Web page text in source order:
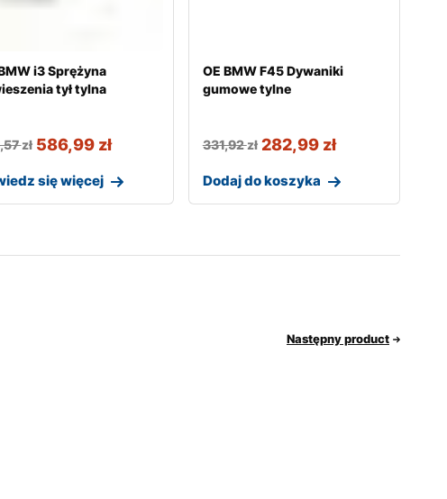
i3 Sprężyna
tył tylna
zł 586,99 zł
się więcej
OE BMW F45 Dywaniki
gumowe tylne
331,92zł 282,99 zł
Dodaj do koszyka
Następny product